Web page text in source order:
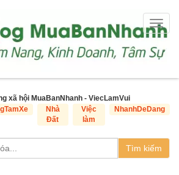
xã hội MuaBanNhanh - ViecLamVui
Nhà
Đất
Việc
làm
NhanhDeDang
Tìm kiếm